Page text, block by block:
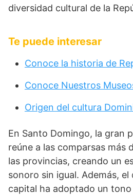
diversidad cultural de la
Te puede interesar
Conoce la historia de
Conoce Nuestros
Origen del cultura
En Santo Domingo, la gran
reúne a las comparsas más
las provincias, creando un
sonoro sin igual. Además, el
capital ha adoptado un